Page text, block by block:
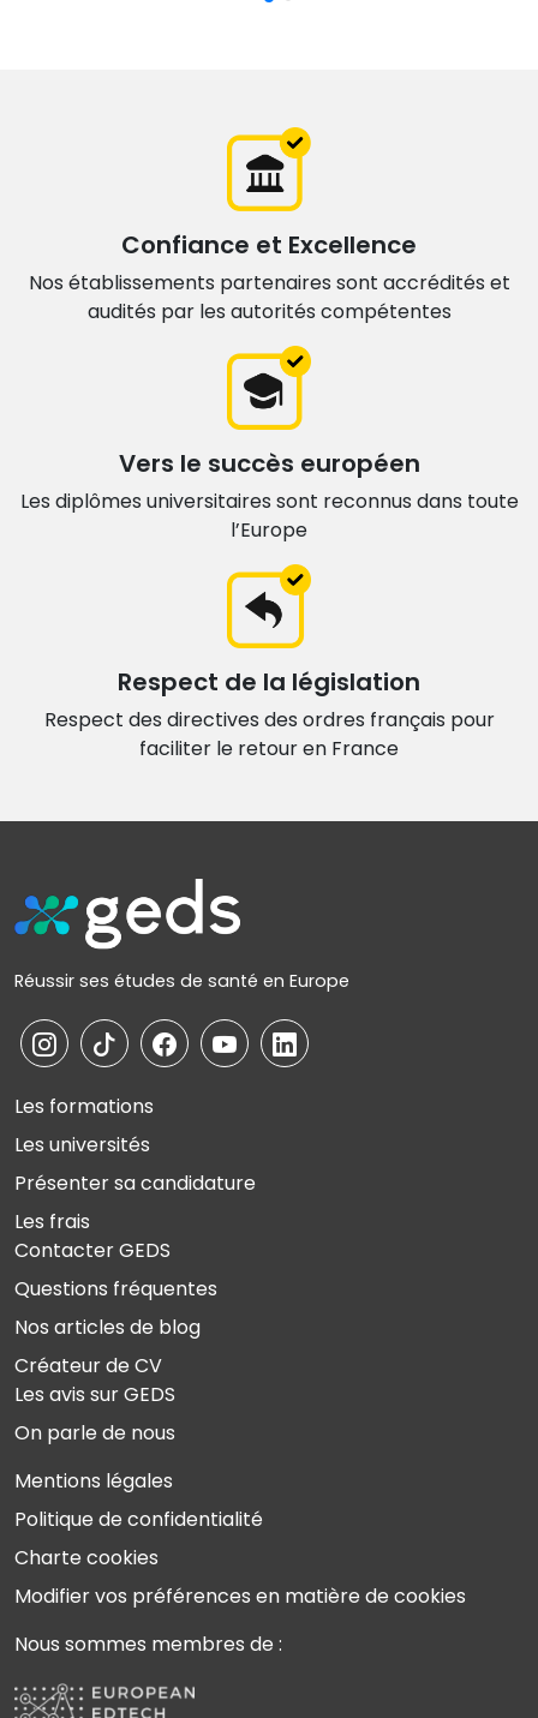
Confiance et Excellence
Nos établissements partenaires sont accrédités et
audités par les autorités compétentes
Vers le succès européen
Les diplômes universitaires sont reconnus dans toute
l’Europe
Respect de la législation
Respect des directives des ordres français pour
faciliter le retour en France
Réussir ses études de santé en Europe
Les formations
Les universités
Présenter sa candidature
Les frais
Contacter GEDS
Questions fréquentes
Nos articles de blog
Créateur de CV
Les avis sur GEDS
On parle de nous
Mentions légales
Politique de confidentialité
Charte cookies
Modifier vos préférences en matière de cookies
Nous sommes membres de :